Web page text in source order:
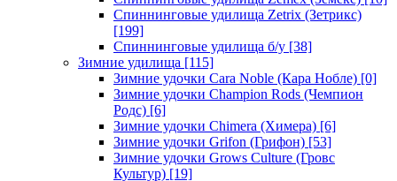
Спиннинговые удилища Zetrix (Зетрикс)
[199]
Спиннинговые удилища б/у [38]
Зимние удилища [115]
Зимние удочки Cara Noble (Кара Нобле) [0]
Зимние удочки Champion Rods (Чемпион
Родс) [6]
Зимние удочки Chimera (Химера) [6]
Зимние удочки Grifon (Грифон) [53]
Зимние удочки Grows Culture (Гровс
Культур) [19]